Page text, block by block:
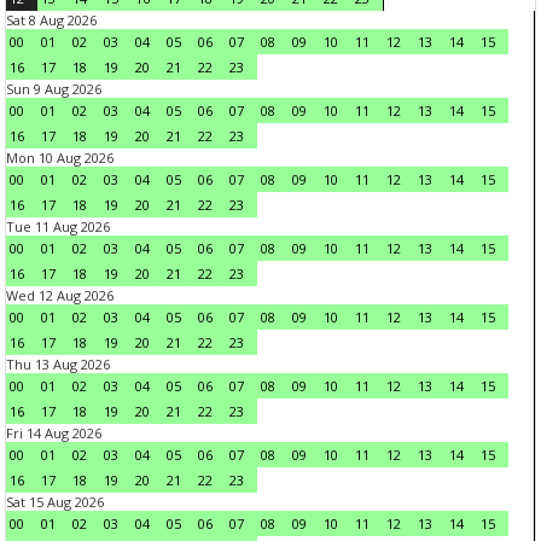
Sat 8 Aug 2026
00
01 02 03 04 05 06 07 08 09 10 11 12 13 14
15
16
17 18 19 20 21 22
23
Sun 9 Aug 2026
00
01 02 03 04 05 06 07 08 09 10 11 12 13 14
15
16
17 18 19 20 21 22
23
Mon 10 Aug 2026
00
01 02 03 04 05 06 07 08 09 10 11 12 13 14
15
16
17 18 19 20 21 22
23
Tue 11 Aug 2026
00
01 02 03 04 05 06 07 08 09 10 11 12 13 14
15
16
17 18 19 20 21 22
23
Wed 12 Aug 2026
00
01 02 03 04 05 06 07 08 09 10 11 12 13 14
15
16
17 18 19 20 21 22
23
Thu 13 Aug 2026
00
01 02 03 04 05 06 07 08 09 10 11 12 13 14
15
16
17 18 19 20 21 22
23
Fri 14 Aug 2026
00
01 02 03 04 05 06 07 08 09 10 11 12 13 14
15
16
17 18 19 20 21 22
23
Sat 15 Aug 2026
00
01 02 03 04 05 06 07 08 09 10 11 12 13 14
15